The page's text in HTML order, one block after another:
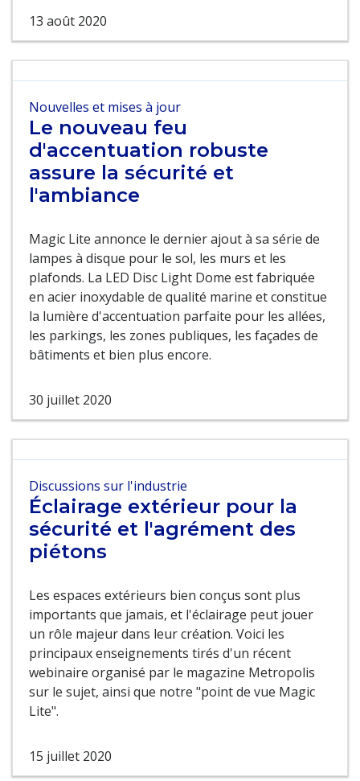
13 août 2020
Nouvelles et mises à jour
Le nouveau feu
d'accentuation robuste
assure la sécurité et
l'ambiance
Magic Lite annonce le dernier ajout à sa série de
lampes à disque pour le sol, les murs et les
plafonds. La LED Disc Light Dome est fabriquée
en acier inoxydable de qualité marine et constitue
la lumière d'accentuation parfaite pour les allées,
les parkings, les zones publiques, les façades de
bâtiments et bien plus encore.
30 juillet 2020
Discussions sur l'industrie
Éclairage extérieur pour la
sécurité et l'agrément des
piétons
Les espaces extérieurs bien conçus sont plus
importants que jamais, et l'éclairage peut jouer
un rôle majeur dans leur création. Voici les
principaux enseignements tirés d'un récent
webinaire organisé par le magazine Metropolis
sur le sujet, ainsi que notre "point de vue Magic
Lite".
15 juillet 2020